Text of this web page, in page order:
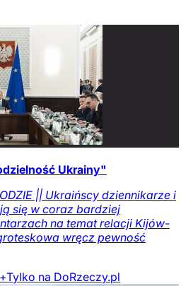
Ukrainy"
|| Ukraińscy dziennikarze i
się w coraz bardziej
na temat relacji Kijów-
wręcz pewność
Tylko na DoRzeczy.pl